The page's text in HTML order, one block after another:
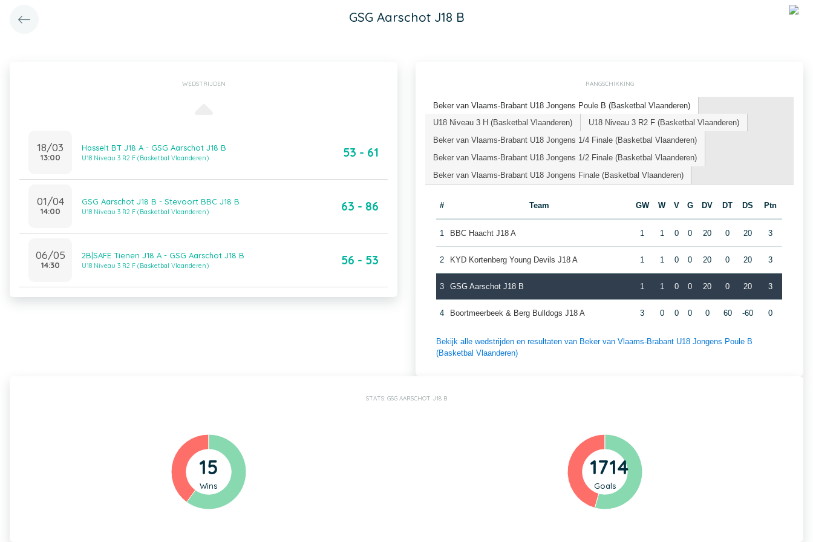
GSG Aarschot J18 B
WEDSTRIJDEN
18/03
13:00
Hasselt BT J18 A - GSG Aarschot J18 B
U18 Niveau 3 R2 F (Basketbal Vlaanderen) 53 - 61
01/04
14:00
GSG Aarschot J18 B - Stevoort BBC J18 B
U18 Niveau 3 R2 F (Basketbal Vlaanderen) 63 - 86
06/05
14:30
2B|SAFE Tienen J18 A - GSG Aarschot J18 B
U18 Niveau 3 R2 F (Basketbal Vlaanderen) 56 - 53
RANGSCHIKKING
Beker van Vlaams-Brabant U18 Jongens Poule B (Basketbal Vlaanderen)
U18 Niveau 3 H (Basketbal Vlaanderen)
U18 Niveau 3 R2 F (Basketbal Vlaanderen)
Beker van Vlaams-Brabant U18 Jongens 1/4 Finale (Basketbal Vlaanderen)
Beker van Vlaams-Brabant U18 Jongens 1/2 Finale (Basketbal Vlaanderen)
Beker van Vlaams-Brabant U18 Jongens Finale (Basketbal Vlaanderen)
# Team GW W V G DV DT DS Ptn
1 BBC Haacht J18 A 1 1 0 0 20 0 20 3
2 KYD Kortenberg Young Devils J18 A 1 1 0 0 20 0 20 3
3 GSG Aarschot J18 B 1 1 0 0 20 0 20 3
4 Boortmeerbeek & Berg Bulldogs J18 A 3 0 0 0 0 60 -60 0
Bekijk alle wedstrijden en resultaten van Beker van Vlaams-Brabant U18 Jongens Poule B
(Basketbal Vlaanderen)
STATS: GSG AARSCHOT J18 B
15
Wins
1714
Goals